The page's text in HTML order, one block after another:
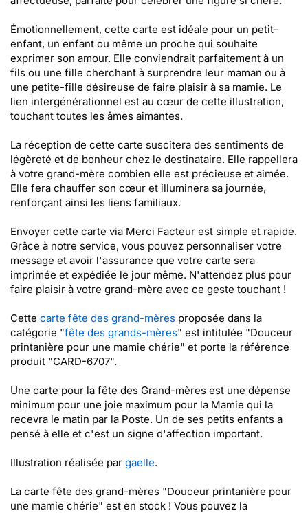
Émotionnellement, cette carte est idéale pour un petit-
enfant, un enfant ou même un proche qui souhaite
exprimer son amour. Elle conviendrait parfaitement à un
fils ou une fille cherchant à surprendre leur maman ou à
une petite-fille désireuse de faire plaisir à sa mamie. Le
lien intergénérationnel est au cœur de cette illustration,
touchant toutes les âmes aimantes.
La réception de cette carte suscitera des sentiments de
légèreté et de bonheur chez le destinataire. Elle rappellera
à votre grand-mère combien elle est précieuse et aimée.
Elle fera chauffer son cœur et illuminera sa journée,
renforçant ainsi les liens familiaux.
Envoyer cette carte via Merci Facteur est simple et rapide.
Grâce à notre service, vous pouvez personnaliser votre
message et avoir l'assurance que votre carte sera
imprimée et expédiée le jour même. N'attendez plus pour
faire plaisir à votre grand-mère avec ce geste touchant !
Cette carte fête des grand-mères proposée dans la
catégorie "fête des grands-mères" est intitulée "Douceur
printanière pour une mamie chérie" et porte la référence
produit "CARD-6707".
Une carte pour la fête des Grand-mères est une dépense
minimum pour une joie maximum pour la Mamie qui la
recevra le matin par la Poste. Un de ses petits enfants a
pensé à elle et c'est un signe d'affection important.
Illustration réalisée par gaelle.
La carte fête des grand-mères "Douceur printanière pour
une mamie chérie" est en stock ! Vous pouvez la